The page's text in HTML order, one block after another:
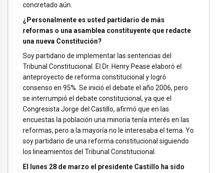
concretado aún.
¿Personalmente es usted partidario de más
reformas o una asamblea constituyente que redacte
una nueva Constitución?
Soy partidario de implementar las sentencias del
Tribunal Constitucional. El Dr. Henry Pease elaboró el
anteproyecto de reforma constitucional y logró
consenso en 95%. Se inició el debate el año 2006, pero
se interrumpió el debate constitucional, ya que el
Congresista Jorge del Castillo, afirmó que en las
encuestas la población una minoría tenía interés en las
reformas, pero a la mayoría no le interesaba el tema. Yo
soy partidario de una reforma constitucional siguiendo
los lineamientos del Tribunal Constitucional.
El lunes 28 de marzo el presidente Castillo ha sido